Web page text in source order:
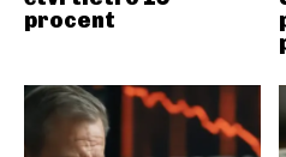
procent